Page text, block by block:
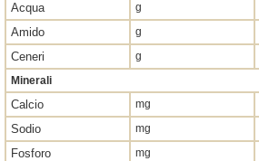
Acqua g
Amido g
Ceneri g
Minerali
Calcio mg
Sodio mg
Fosforo mg